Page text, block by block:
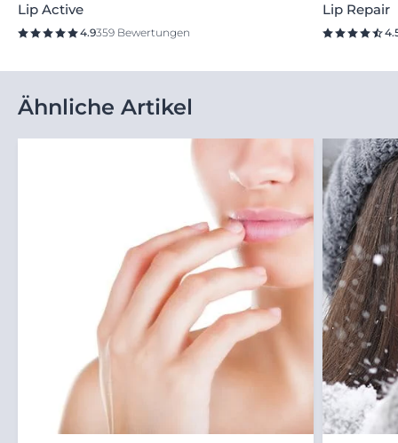
Lip Active
4.9359 Bewertungen
Lip Repair
Ähnliche Artikel